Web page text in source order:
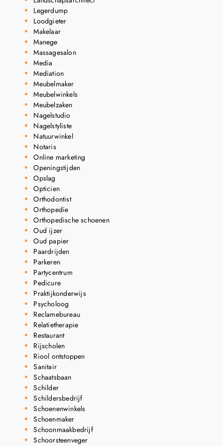
Legerdump
Loodgieter
Makelaar
Manege
Massagesalon
Media
Mediation
Meubelmaker
Meubelwinkels
Meubelzaken
Nagelstudio
Nagelstyliste
Natuurwinkel
Notaris
Online marketing
Openingstijden
Opslag
Opticien
Orthodontist
Orthopedie
Orthopedische schoenen
Oud ijzer
Oud papier
Paardrijden
Parkeren
Partycentrum
Pedicure
Praktijkonderwijs
Psycholoog
Reclamebureau
Relatietherapie
Restaurant
Rijscholen
Riool ontstoppen
Sanitair
Schaatsbaan
Schilder
Schildersbedrijf
Schoenenwinkels
Schoenmaker
Schoonmaakbedrijf
Schoorsteenveger